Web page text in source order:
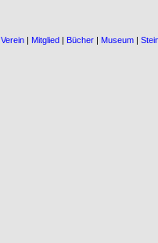
Verein| Mitglied| Bücher| Museum|